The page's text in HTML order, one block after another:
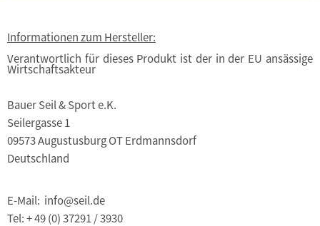
Informationen zum Hersteller:
Verantwortlich für dieses Produkt ist der in der EU ansässige
Wirtschaftsakteur
Bauer Seil & Sport e.K.
Seilergasse 1
09573 Augustusburg OT Erdmannsdorf
Deutschland
E-Mail: info@seil.de
Tel: + 49 (0) 37291 / 3930